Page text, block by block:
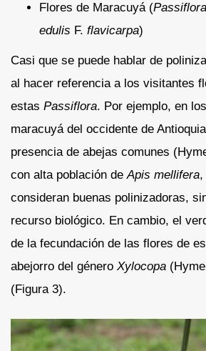
Flores de Maracuyá (Passiflora
edulis F. flavicarpa)
Casi que se puede hablar de
al hacer referencia a los visitantes
estas Passiflora. Por ejemplo, en
maracuyá del occidente de
presencia de abejas comunes
con alta población deApis mellifera,
consideran buenas polinizadoras,
recurso biológico. En cambio, el
de la fecundación de las flores de
abejorro del género Xylocopa
(Figura 3).